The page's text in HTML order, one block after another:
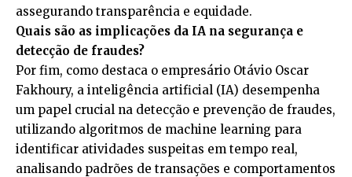
assegurando transparência e equidade.
Quais são as implicações da IA na segurança e
detecção de fraudes?
Por fim, como destaca o empresário Otávio Oscar
Fakhoury, a inteligência artificial (IA) desempenha
um papel crucial na detecção e prevenção de fraudes,
utilizando algoritmos de machine learning para
identificar atividades suspeitas em tempo real,
analisando padrões de transações e comportamentos